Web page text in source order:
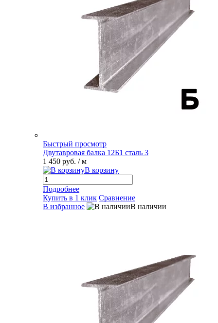
Быстрый просмотр
Двутавровая балка 12Б1 сталь 3
1 450 руб. / м
В корзину
Подробнее
Купить в 1 клик Сравнение
В избранное
В наличии